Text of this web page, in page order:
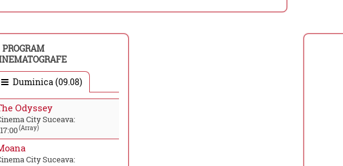
PROGRAM
Duminica (09.08)
Odyssey
City Suceava:
17:00(Array)
City Suceava: